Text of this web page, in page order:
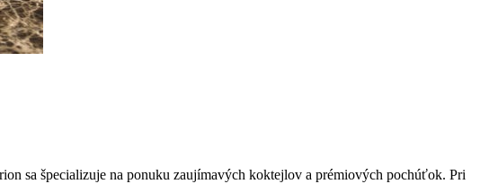
sa špecializuje na ponuku zaujímavých koktejlov a prémiových pochúťok. Pri